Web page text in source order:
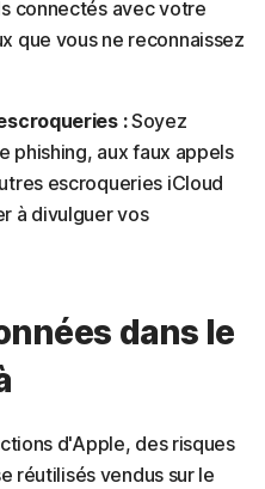
connectés avec votre
que vous ne reconnaissez
:Soyez
phishing, aux faux appels
escroqueries iCloud
à divulguer vos
dans le
d'Apple, des risques
réutilisés vendus sur le